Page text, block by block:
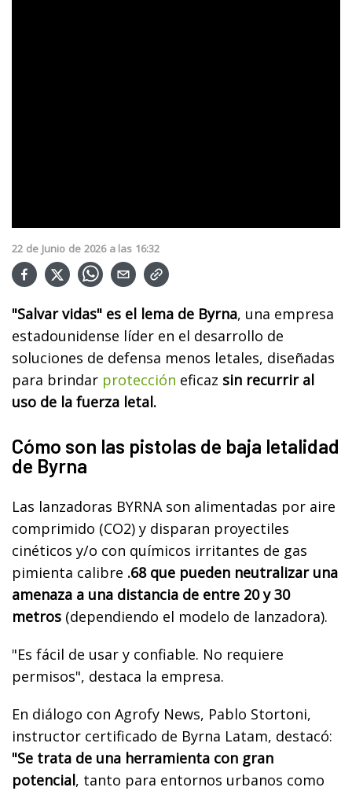
22 de Junio de 2026 a las 16:32
"Salvar vidas" es el lema de Byrna, una empresa
estadounidense líder en el desarrollo de
soluciones de defensa menos letales, diseñadas
para brindar protección eficaz sin recurrir al
uso de la fuerza letal.
Cómo son las pistolas de baja letalidad
de Byrna
Las lanzadoras BYRNA son alimentadas por aire
comprimido (CO2) y disparan proyectiles
cinéticos y/o con químicos irritantes de gas
pimienta calibre .68 que pueden neutralizar una
amenaza a una distancia de entre 20 y 30
metros (dependiendo el modelo de lanzadora).
"Es fácil de usar y confiable. No requiere
permisos", destaca la empresa.
En diálogo con Agrofy News, Pablo Stortoni,
instructor certificado de Byrna Latam, destacó:
"Se trata de una herramienta con gran
potencial, tanto para entornos urbanos como